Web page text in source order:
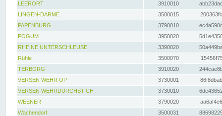
LEERORT
3910010
LINGEN-DARME
3500015
PAPENBURG
3790010
POGUM
3950020
RHEINE UNTERSCHLEUSE
3390020
Rühle
3500070
TERBORG
3910020
VERSEN WEHR OP
3730001
VERSEN WEHRDURCHSTICH
3730010
WEENER
3790020
Wachendorf
3500031